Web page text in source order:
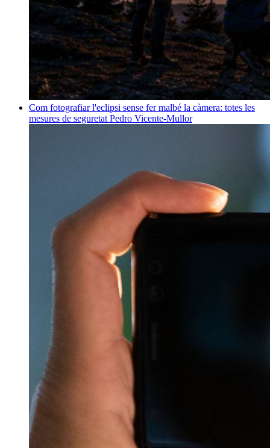
Com fotografiar l'eclipsi sense fer malbé la càmera: totes les
mesures de seguretat Pedro Vicente-Mullor